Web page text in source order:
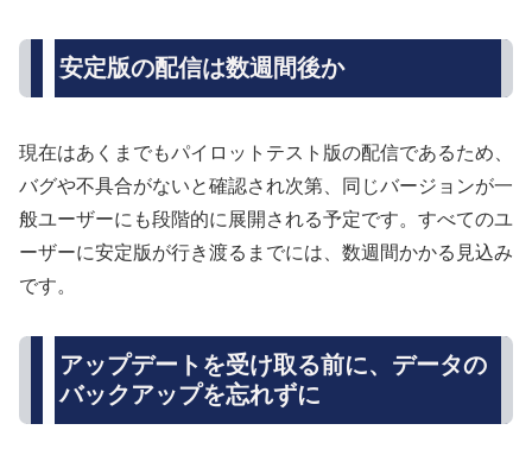
安定版の配信は数週間後か
現在はあくまでもパイロットテスト版の配信であるため、
バグや不具合がないと確認され次第、同じバージョンが一
般ユーザーにも段階的に展開される予定です。すべてのユ
ーザーに安定版が行き渡るまでには、数週間かかる見込み
です。
アップデートを受け取る前に、データの
バックアップを忘れずに